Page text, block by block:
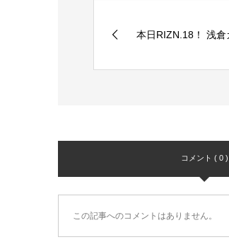
本日RIZN.18！ 浅倉
コメント ( 0 )
この記事へのコメントはありません。